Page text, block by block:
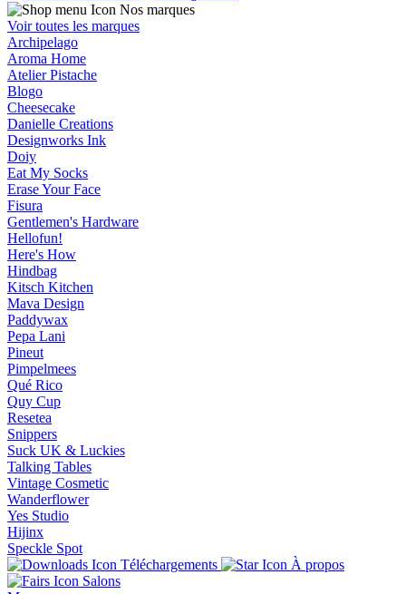
Nos marques
Voir toutes les marques
Archipelago
Aroma Home
Atelier Pistache
Blogo
Cheesecake
Danielle Creations
Designworks Ink
Doiy
Eat My Socks
Erase Your Face
Fisura
Gentlemen's Hardware
Hellofun!
Here's How
Hindbag
Kitsch Kitchen
Mava Design
Paddywax
Pepa Lani
Pineut
Pimpelmees
Qué Rico
Quy Cup
Resetea
Snippers
Suck UK & Luckies
Talking Tables
Vintage Cosmetic
Wanderflower
Yes Studio
Hijinx
Speckle Spot
Téléchargements
À propos
Salons